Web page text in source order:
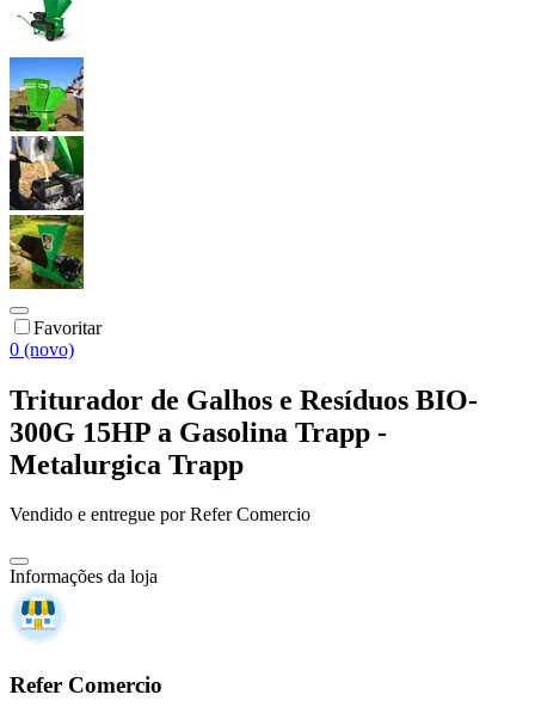
Favoritar
0 (novo)
Triturador de Galhos e Resíduos BIO-
300G 15HP a Gasolina Trapp -
Metalurgica Trapp
Vendido e entregue por Refer Comercio
Informações da loja
Refer Comercio